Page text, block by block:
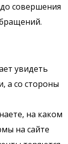
совершения
увидеть
а со стороны
на каком
на сайте